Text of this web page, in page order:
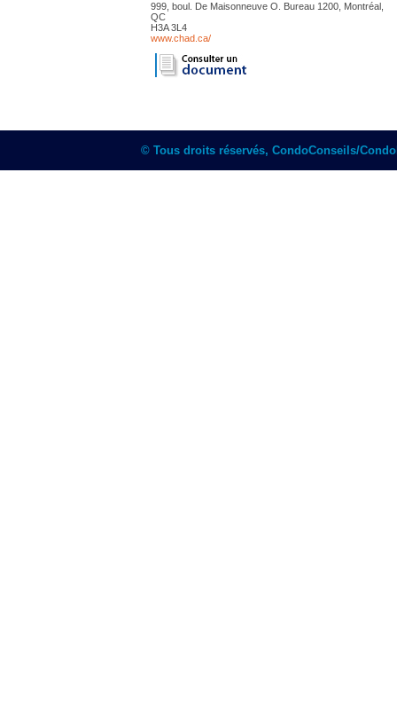
999, boul. De Maisonneuve O. Bureau 1200, Montréal,
QC
H3A 3L4
www.chad.ca/
© Tous droits réservés, CondoConseils/